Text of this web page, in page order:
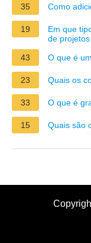
35 Como
19
Em que
de
43
O que é
23 Quais os
33 O que é
15 Quais são